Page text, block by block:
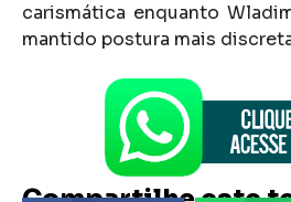
carismática enquanto
mantido postura mais